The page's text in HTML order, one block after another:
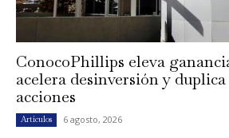
ConocoPhillips eleva
acelera desinversión y
acciones
Artículos 6 agosto, 2026